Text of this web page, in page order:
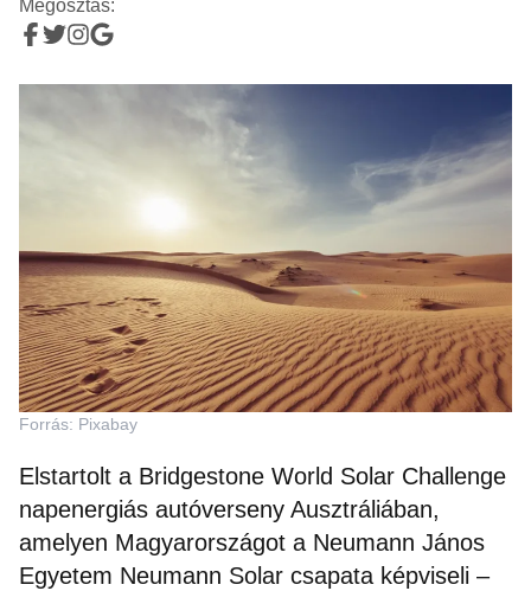
Megosztás:
Forrás: Pixabay
Elstartolt a Bridgestone World Solar Challenge
napenergiás autóverseny Ausztráliában,
amelyen Magyarországot a Neumann János
Egyetem Neumann Solar csapata képviseli –